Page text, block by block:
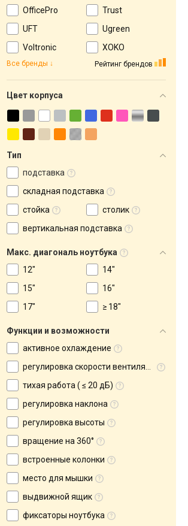
OfficePro
Trust
UFT
Ugreen
Voltronic
XOKO
Рейтинг брендов
Все бренды
Цвет корпуса
Тип
подставка
складная подставка
стойка
столик
вертикальная подставка
Макс. диагональ ноутбука
12"
14"
15"
16"
17"
≥ 18"
Функции и возможности
активное охлаждение
регулировка скорости вентилятора
тихая работа ( ≤ 20 дБ)
регулировка наклона
регулировка высоты
вращение на 360°
встроенные колонки
место для мышки
выдвижной ящик
фиксаторы ноутбука